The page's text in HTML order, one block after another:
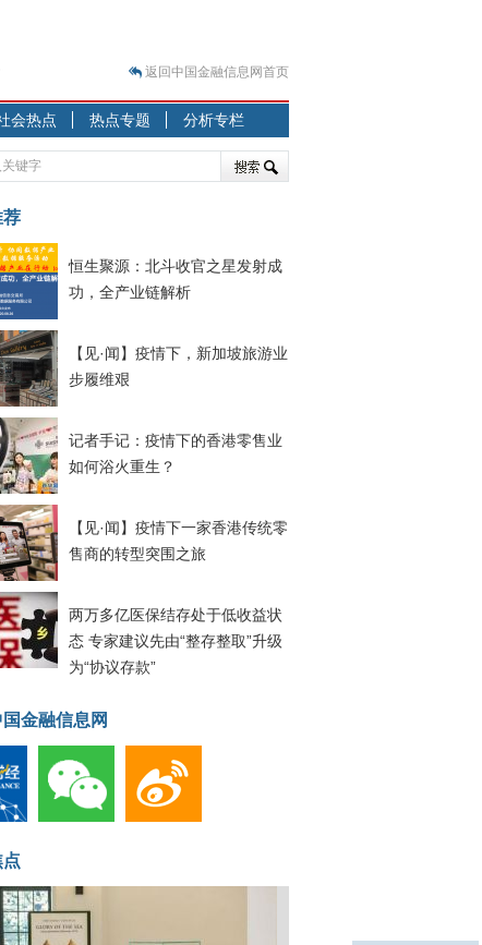
之旅
）
板” 结构性失衡藏
行
弱
析
）
返回中国金融信息网首页
会热点 热点专题 分析专栏
荐
恒生聚源：北斗收官之星发射成
功，全产业链解析
【见·闻】疫情下，新加坡旅游业
步履维艰
记者手记：疫情下的香港零售业
如何浴火重生？
【见·闻】疫情下一家香港传统零
售商的转型突围之旅
两万多亿医保结存处于低收益状
态 专家建议先由“整存整取”升级
为“协议存款”
金融信息网